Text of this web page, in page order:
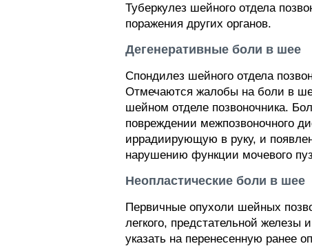
Туберкулез шейного отдела
поражения других органов.
Дегенеративные боли в шее
Спондилез шейного отдела
Отмечаются жалобы на боли в
шейном отделе позвоночника.
повреждении межпозвоночного
иррадиирующую в руку, и
нарушению функции мочевого
Неопластические боли в шее
Первичные опухоли шейных
легкого, предстательной
указать на перенесенную ранее